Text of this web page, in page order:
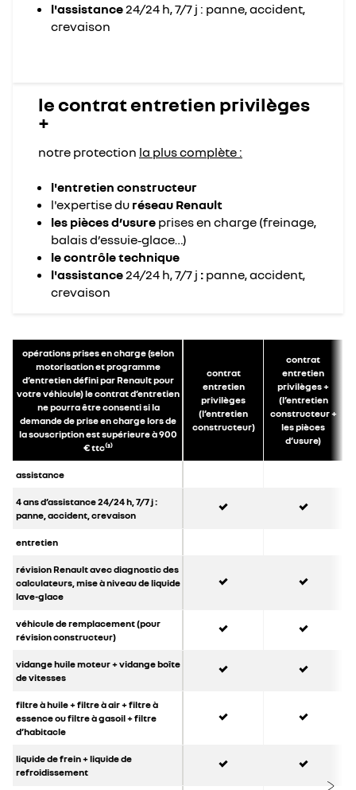
l'assistance24/24 h, 7/7 j : panne, accident,
crevaison
le contrat entretien privilèges
+
notre protection la plus complète :
l'entretien constructeur
l'expertise du réseau Renault
les pièces d’usure prises en charge (freinage,
balais d’essuie‑glace…)
le contrôle technique
l'assistance24/24 h, 7/7 j : panne, accident,
crevaison
opérations prises en charge (selon
motorisation et programme
d’entretien défini par Renault pour
votre véhicule) le contrat d’entretien
ne pourra être consenti si la
demande de prise en charge lors de
la souscription est supérieure à 900
€ ttc⁽³⁾
contrat
entretien
privilèges
(l’entretien
constructeur)
contrat
entretien
privilèges +
(l’entretien
constructeur +
les pièces
d’usure)
assistance
4 ans d’assistance 24/24 h, 7/7 j :
panne, accident, crevaison
entretien
révision Renault avec diagnostic des
calculateurs, mise à niveau de liquide
lave-glace
véhicule de remplacement (pour
révision constructeur)
vidange huile moteur + vidange boîte
de vitesses
filtre à huile + filtre à air + filtre à
essence ou filtre à gasoil + filtre
d’habitacle
liquide de frein + liquide de
refroidissement